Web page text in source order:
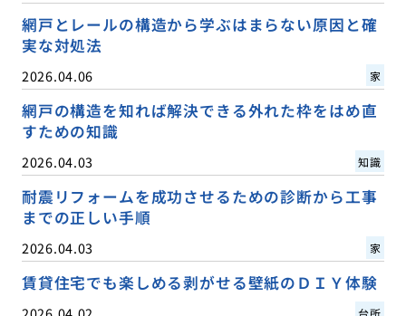
網戸とレールの構造から学ぶはまらない原因と確
実な対処法
2026.04.06 家
網戸の構造を知れば解決できる外れた枠をはめ直
すための知識
2026.04.03 知識
耐震リフォームを成功させるための診断から工事
までの正しい手順
2026.04.03 家
賃貸住宅でも楽しめる剥がせる壁紙のＤＩＹ体験
台所